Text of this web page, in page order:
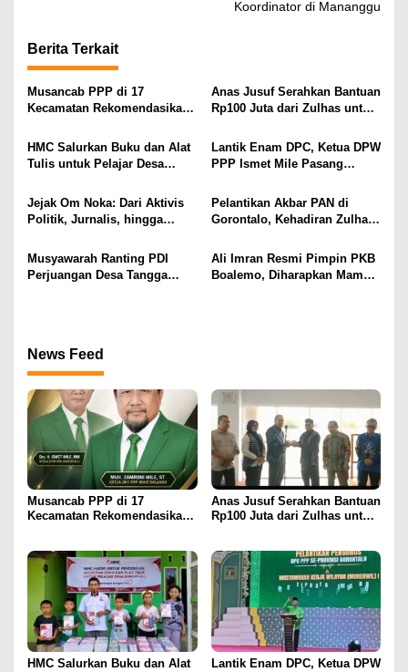
a
s
i
o
Koordinator di Mananggu
Berita Terkait
Musancab PPP di 17
Kecamatan Rekomendasikan
Bolango 2031–2035
Anas Jusuf Serahkan Bantuan
Rp100 Juta dari Zulhas untuk
Tanwir UMGO
HMC Salurkan Buku dan Alat
Tulis untuk Pelajar Desa
Pendidikan Investasi Masa
Depan
Lantik Enam DPC, Ketua DPW
PPP Ismet Mile Pasang
Jejak Om Noka: Dari Aktivis
Politik, Jurnalis, hingga
Pelantikan Akbar PAN di
Gorontalo, Kehadiran Zulhas
Perhatian Publik
Musyawarah Ranting PDI
Perjuangan Desa Tangga
Ali Imran Resmi Pimpin PKB
Boalemo, Diharapkan Mampu
News Feed
Musancab PPP di 17
Kecamatan Rekomendasikan
Anas Jusuf Serahkan Bantuan
Rp100 Juta dari Zulhas untuk
HMC Salurkan Buku dan Alat
Lantik Enam DPC, Ketua DPW